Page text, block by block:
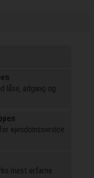
låse, adgang og
ejendomsservice
mest erfarne